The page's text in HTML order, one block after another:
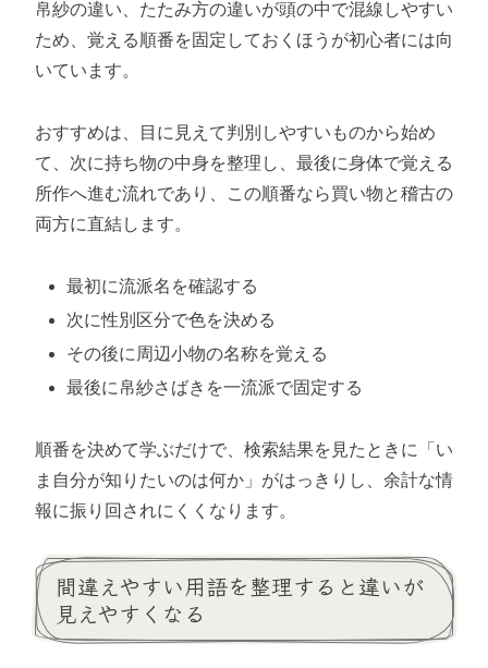
帛紗の違い、たたみ方の違いが頭の中で混線しやすい
ため、覚える順番を固定しておくほうが初心者には向
いています。
おすすめは、目に見えて判別しやすいものから始め
て、次に持ち物の中身を整理し、最後に身体で覚える
所作へ進む流れであり、この順番なら買い物と稽古の
両方に直結します。
最初に流派名を確認する
次に性別区分で色を決める
その後に周辺小物の名称を覚える
最後に帛紗さばきを一流派で固定する
順番を決めて学ぶだけで、検索結果を見たときに「い
ま自分が知りたいのは何か」がはっきりし、余計な情
報に振り回されにくくなります。
間違えやすい用語を整理すると違いが
見えやすくなる